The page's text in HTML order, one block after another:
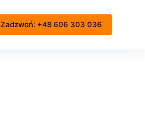
Zadzwoń: +48 606 303 036